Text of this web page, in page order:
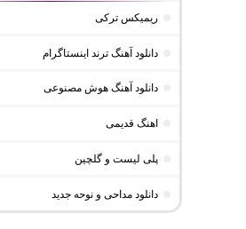
ریمیکس ترکی
دانلود آهنگ ترند اینستاگرام
دانلود آهنگ هوش مصنوعی
اهنگ قدیمی
پلی لیست و گلچین
دانلود مداحی و نوحه جدید